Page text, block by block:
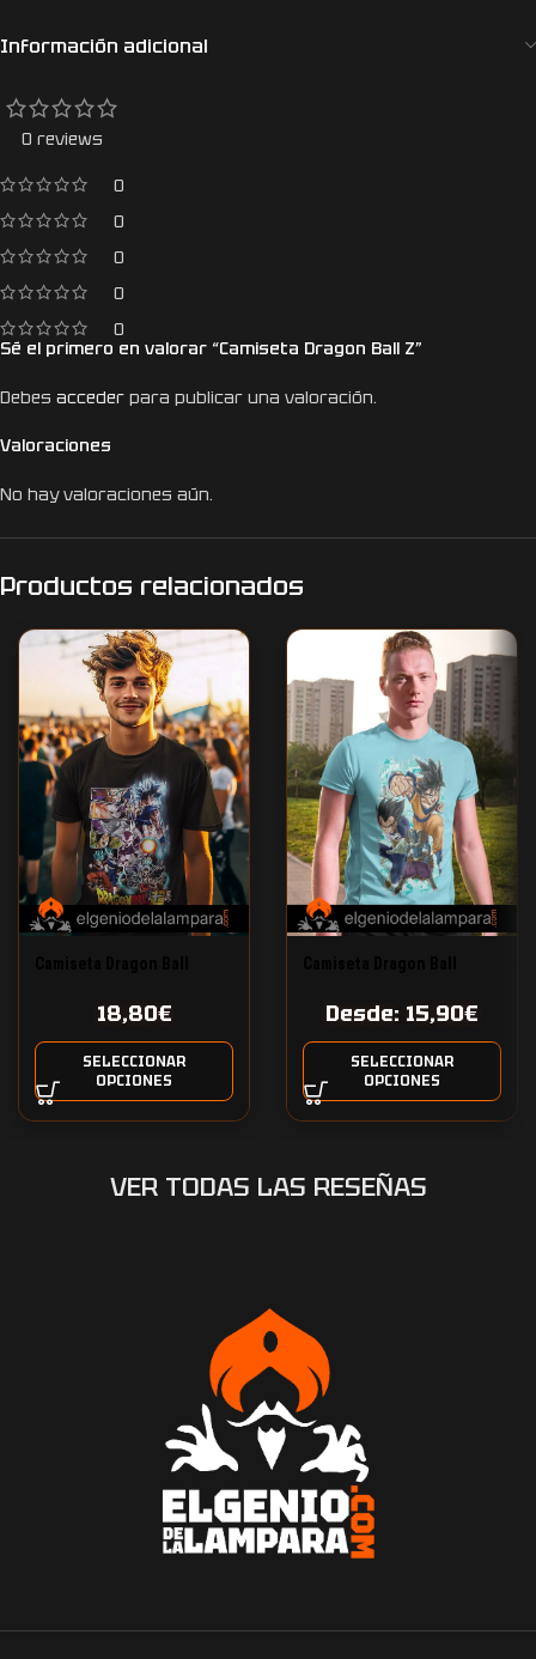
Información adicional
0 reviews
0
0
0
0
0
Valoraciones
No hay valoraciones aún.
Sé el primero en valorar “Camiseta Dragon Ball Z”
Debes acceder para publicar una valoración.
Productos relacionados
18,80€
SELECCIONAR
OPCIONES
Desde: 15,90€
SELECCIONAR
OPCIONES
VER TODAS LAS RESEÑAS